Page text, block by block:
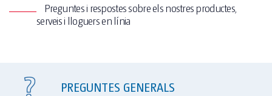
Preguntes i respostes sobre els nostres productes,
serveis i lloguers en línia
PREGUNTES GENERALS